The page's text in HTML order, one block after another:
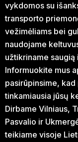
vykdomos su
transporto
vežimėliams bei
naudojame
užtikriname
Informuokite mus
pasirūpinsime,
tinkamiausia jūsų
Dirbame Vilniaus,
Pasvalio ir
teikiame visoje